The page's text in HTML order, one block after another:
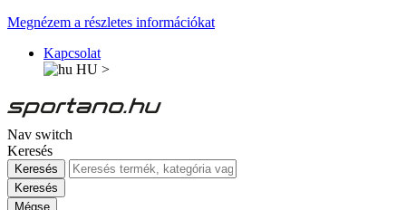
Megnézem a részletes információkat
Kapcsolat
HU >
Nav switch
Keresés
Keresés
Keresés
Mégse